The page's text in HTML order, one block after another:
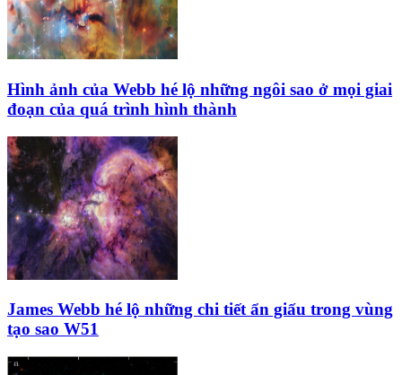
Hình ảnh của Webb hé lộ những ngôi sao ở mọi giai
đoạn của quá trình hình thành
James Webb hé lộ những chi tiết ẩn giấu trong vùng
tạo sao W51